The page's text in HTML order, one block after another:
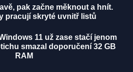
pak začne měknout a hnít.
pracují skryté uvnitř listů
11 už zase stačí jenom
smazal doporučení 32 GB
RAM